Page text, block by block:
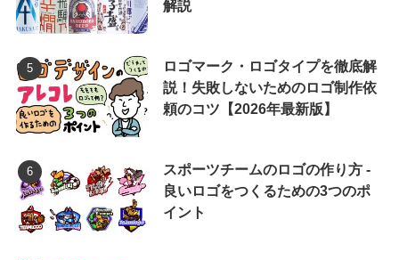
解説
ロゴマーク・ロゴタイプを徹底解
説！失敗しないためのロゴ制作依
頼のコツ【2026年最新版】
スポーツチームのロゴの作り方 -
良いロゴをつくるための3つのポ
イント